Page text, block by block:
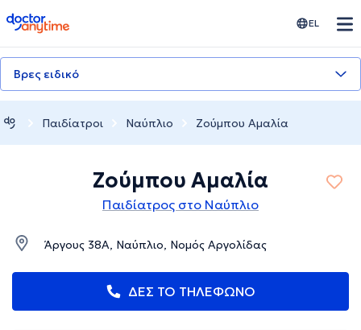
doctoranytime EL
Βρες ειδικό
Παιδίατροι Ναύπλιο Zoύμπου Αμαλία
Zoύμπου Αμαλία
Παιδίατρος στο Ναύπλιο
Άργους 38Α, Ναύπλιο, Νομός Αργολίδας
ΔΕΣ ΤΟ ΤΗΛΕΦΩΝΟ